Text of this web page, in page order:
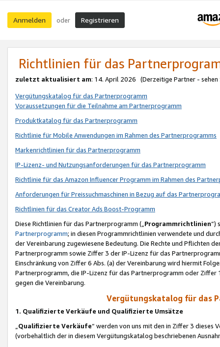
Anmelden oder Registrieren
Richtlinien für das
zuletzt aktualisiert am: 14. April 2026 (Derzeitige Partner - sehen
Vergütungskatalog für das Partnerprogramm
Voraussetzungen für die Teilnahme am Partnerprogramm
Produktkatalog für das Partnerprogramm
Richtlinie für Mobile Anwendungen im Rahmen des Partnerprogramms
Markenrichtlinien für das Partnerprogramm
IP-Lizenz- und Nutzungsanforderungen für das Partnerprogramm
Richtlinie für das Amazon Influencer Programm im Rahmen des
Anforderungen für Preissuchmaschinen in Bezug auf das
Richtlinien für das Creator Ads Boost-Programm
Diese Richtlinien für das Partnerprogramm („Programmrichtlinien“)
Partnerprogramm; in diesen Programmrichtlinien verwendete und
der Vereinbarung zugewiesene Bedeutung. Die Rechte und Pflichten
Partnerprogramm sowie Ziffer 3 der IP-Lizenz für das
Einschränkung von Ziffer 6 Abs. (a) der Vereinbarung wird hiermit
Partnerprogramm, die IP-Lizenz für das Partnerprogramm oder
gegen die Vereinbarung.
Vergütungskatalog für das
1. Qualifizierte Verkäufe und Qualifizierte Umsätze
Qualifizierte Verkäufe“ werden von uns mit den in Ziffer 3
(vorbehaltlich der in diesem Vergütungskatalog beschriebenen